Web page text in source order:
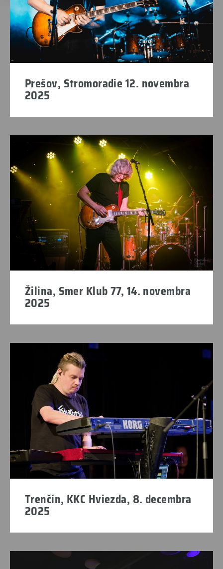
Prešov, Stromoradie 12. novembra
2025
Žilina, Smer Klub 77, 14. novembra
2025
Trenčín, KKC Hviezda, 8. decembra
2025